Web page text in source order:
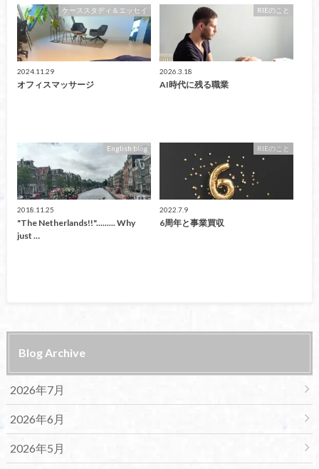
ケーススタディ＆エッセイ
2024.11.29
オフィスマッサージ
RIEのこと
2026.3.18
AI時代に残る職業
English blog
2018.11.25
"The Netherlands!!"......... Why
just …
RIEのこと
2022.7.9
6周年と事業買収
Blog Archive
2026年7月
2026年6月
2026年5月